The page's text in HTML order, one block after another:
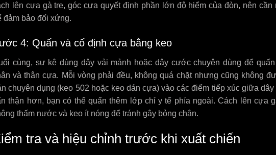
lên cựa gà tre, góc cựa quyết định phần lớn độ hiểm của đòn, nên cần
đảm bảo đối xứng.
4: Quấn và cố định cựa bằng keo
cùng, sư kê dùng dây vải mảnh hoặc dây cước chuyên dùng để
và thân cựa. Mỗi vòng phải đều, không quá chặt nhưng cũng không
chuyên dụng (keo 502 hoặc keo dán cựa) vào các điểm tiếp xúc giữa
thận hơn, bạn có thể quấn thêm lớp chỉ y tế phía ngoài. Cách lên cựa
thấm nước và keo ít nóng để tránh gây bỏng chân.
tra và hiệu chỉnh trước khi xuất chiến